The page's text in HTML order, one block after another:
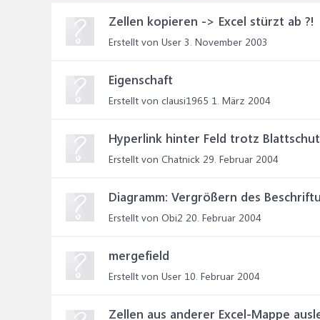
Zellen kopieren -> Excel stürzt ab ?!
Erstellt von User 3. November 2003
Eigenschaft
Erstellt von clausi1965 1. März 2004
Hyperlink hinter Feld trotz
Erstellt von Chatnick 29. Februar 2004
Diagramm: Vergrößern des
Erstellt von Obi2 20. Februar 2004
mergefield
Erstellt von User 10. Februar 2004
Zellen aus anderer Excel-Mappe